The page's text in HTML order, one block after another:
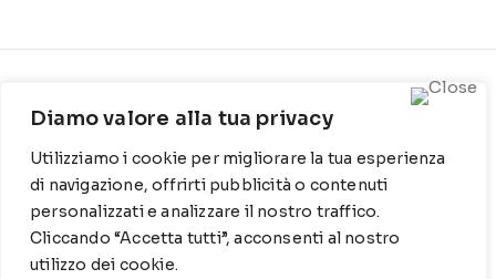
Diamo valore alla tua privacy
Utilizziamo i cookie per migliorare la tua esperienza
di navigazione, offrirti pubblicità o contenuti
personalizzati e analizzare il nostro traffico.
Cliccando “Accetta tutti”, acconsenti al nostro
utilizzo dei cookie.
1316 - 70044 Polignano a
mare
T
WZ: 329 6510725
Cookie Policy
Privacy Policy